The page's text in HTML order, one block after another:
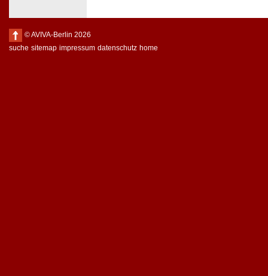
© AVIVA-Berlin 2026
suche sitemap impressum datenschutz home